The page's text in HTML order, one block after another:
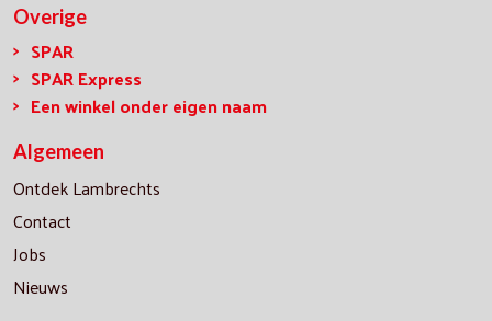
Overige
SPAR
SPAR Express
Een winkel onder eigen naam
Algemeen
Ontdek Lambrechts
Contact
Jobs
Nieuws